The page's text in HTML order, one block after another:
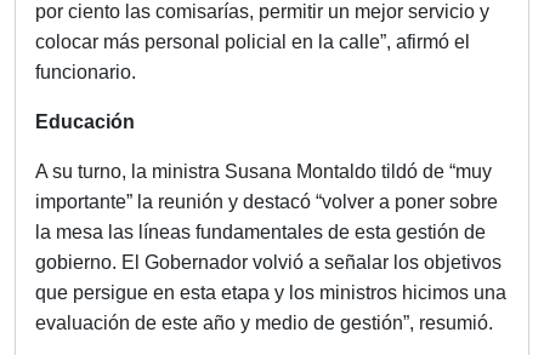
por ciento las comisarías, permitir un mejor servicio y
colocar más personal policial en la calle”, afirmó el
funcionario.
Educación
A su turno, la ministra Susana Montaldo tildó de “muy
importante” la reunión y destacó “volver a poner sobre
la mesa las líneas fundamentales de esta gestión de
gobierno. El Gobernador volvió a señalar los objetivos
que persigue en esta etapa y los ministros hicimos una
evaluación de este año y medio de gestión”, resumió.